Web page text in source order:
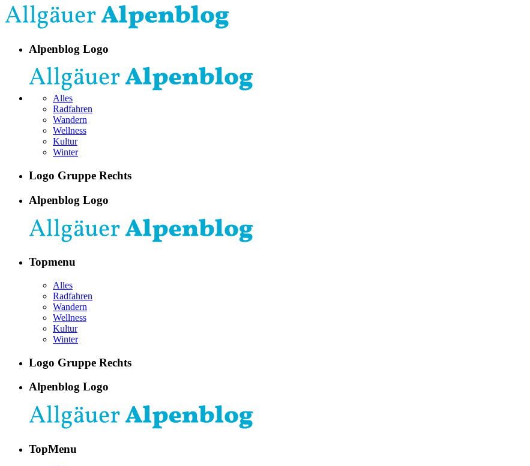
Alpenblog Logo
Alles
Radfahren
Wandern
Wellness
Kultur
Winter
Logo Gruppe Rechts
Alpenblog Logo
Topmenu
Alles
Radfahren
Wandern
Wellness
Kultur
Winter
Logo Gruppe Rechts
Alpenblog Logo
TopMenu